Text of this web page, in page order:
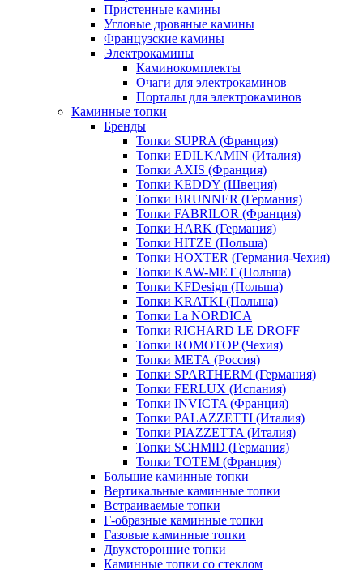
Пристенные камины
Угловые дровяные камины
Французские камины
Электрокамины
Каминокомплекты
Очаги для электрокаминов
Порталы для электрокаминов
Каминные топки
Бренды
Топки SUPRA (Франция)
Топки EDILKAMIN (Италия)
Топки AXIS (Франция)
Топки KEDDY (Швеция)
Топки BRUNNER (Германия)
Топки FABRILOR (Франция)
Топки HARK (Германия)
Топки HITZE (Польша)
Топки HOXTER (Германия-Чехия)
Топки KAW-MET (Польша)
Топки KFDesign (Польша)
Топки KRATKI (Польша)
Топки La NORDICA
Топки RICHARD LE DROFF
Топки ROMOTOP (Чехия)
Топки МЕТА (Россия)
Топки SPARTHERM (Германия)
Топки FERLUX (Испания)
Топки INVICTA (Франция)
Топки PALAZZETTI (Италия)
Топки PIAZZETTA (Италия)
Топки SCHMID (Германия)
Топки TOTEM (Франция)
Большие каминные топки
Вертикальные каминные топки
Встраиваемые топки
Г-образные каминные топки
Газовые каминные топки
Двухсторонние топки
Каминные топки со стеклом